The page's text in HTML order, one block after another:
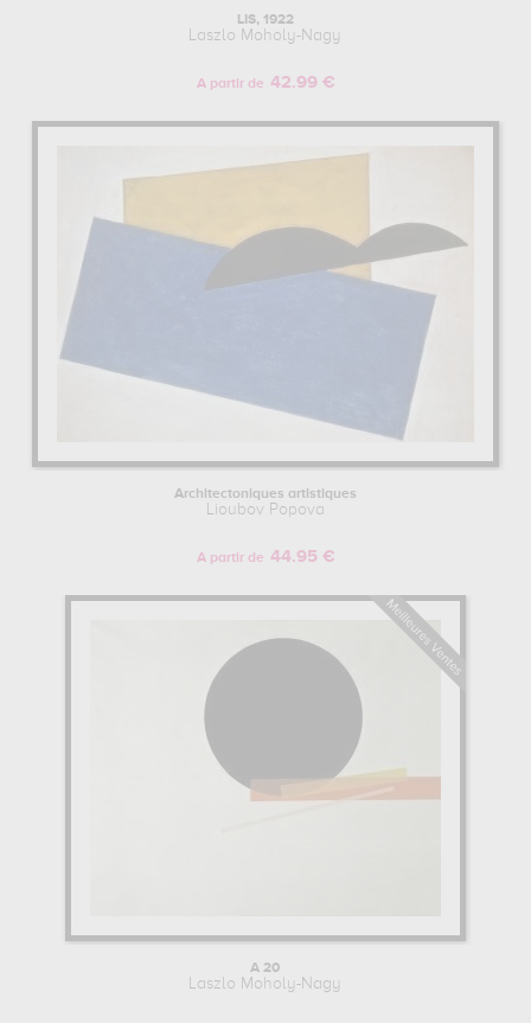
LIS, 1922
Laszlo Moholy-Nagy
A partir de 42.99 €
Architectoniques artistiques
Lioubov Popova
A partir de 44.95 €
A 20
Laszlo Moholy-Nagy